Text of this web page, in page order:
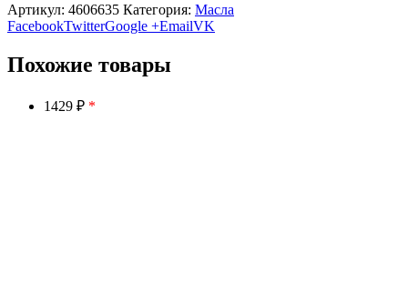
Артикул: 4606635 Категория: Масла
FacebookTwitterGoogle +EmailVK
Похожие товары
1429 ₽ *